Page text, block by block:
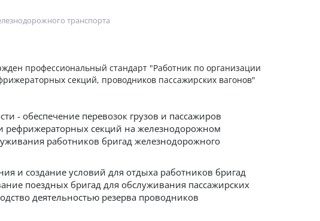
транспорта
профессиональный стандарт "Работник по организации
секций, проводников пассажирских вагонов"
- обеспечение перевозок грузов и пассажиров
секций на железнодорожном
работников бригад железнодорожного
и создание условий для отдыха работников бригад
поездных бригад для обслуживания пассажирских
деятельностью резерва проводников